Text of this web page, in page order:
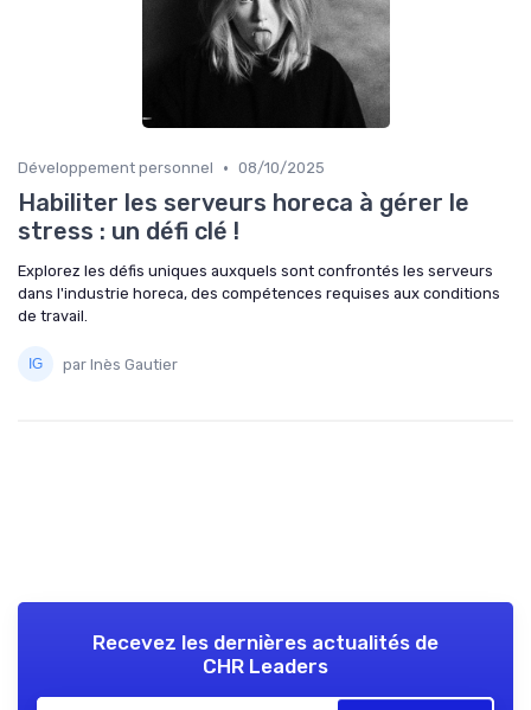
Développement personnel • 08/10/2025
Habiliter les serveurs horeca à gérer le
stress : un défi clé !
Explorez les défis uniques auxquels sont confrontés les serveurs
dans l'industrie horeca, des compétences requises aux conditions
de travail.
par Inès Gautier
Recevez les dernières actualités de
CHR Leaders